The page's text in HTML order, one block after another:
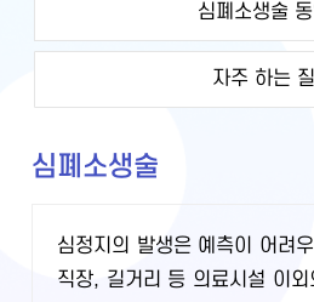
심폐소생술
자주 하는
심폐소생술
심정지의 발생은 예측이 어려
직장, 길거리 등 의료시설 이